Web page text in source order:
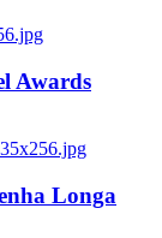
Awards
Longa